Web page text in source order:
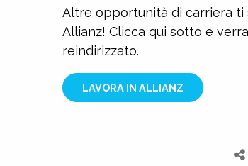
Altre opportunità di carriera ti
Allianz! Clicca qui sotto e
reindirizzato.
LAVORA IN ALLIANZ